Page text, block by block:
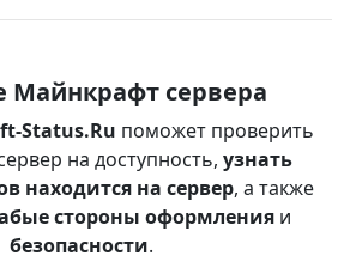
Майнкрафт сервера
Status.Ru поможет проверить
на доступность, узнать
находится на сервер, а также
стороны оформления и
безопасности.